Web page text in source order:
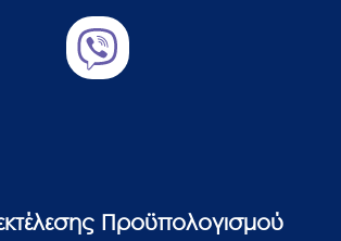
εκτέλεσης Προϋπολογισμού